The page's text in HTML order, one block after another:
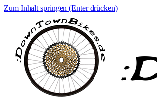
Zum Inhalt springen (Enter drücken)